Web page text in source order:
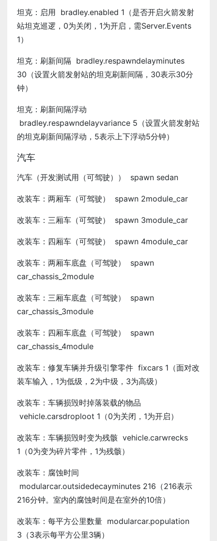
坦克：启用 bradley.enabled 1（是否开启火箭发射
站坦克巡逻，0为关闭，1为开启，需Server.Events
1）
坦克：刷新间隔 bradley.respawndelayminutes
30（设置火箭发射站的坦克刷新间隔，30表示30分
钟）
坦克：刷新间隔浮动
bradley.respawndelayvariance 5（设置火箭发射站
的坦克刷新间隔浮动，5表示上下浮动5分钟）
汽车
汽车（开发测试用（可驾驶）） spawn sedan
改装车：两厢车（可驾驶） spawn 2module_car
改装车：三厢车（可驾驶） spawn 3module_car
改装车：四厢车（可驾驶） spawn 4module_car
改装车：两厢车底盘（可驾驶） spawn
car_chassis_2module
改装车：三厢车底盘（可驾驶） spawn
car_chassis_3module
改装车：四厢车底盘（可驾驶） spawn
car_chassis_4module
改装车：修复车辆并升级引擎零件 fixcars 1（面对改
装车输入，1为低级，2为中级，3为高级）
改装车：车辆损毁时掉落装载的物品
vehicle.carsdroploot 1（0为关闭，1为开启）
改装车：车辆损毁时变为残骸 vehicle.carwrecks
1（0为变为碎片零件，1为残骸）
改装车：腐蚀时间
modularcar.outsidedecayminutes 216（216表示
216分钟。室内的腐蚀时间是在室外的10倍）
改装车：每平方公里数量 modularcar.population
3（3表示每平方公里3辆）